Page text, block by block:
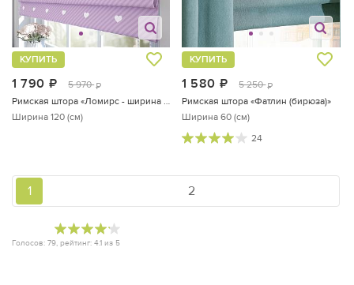
1 790 руб.
5 970 руб.
КУПИТЬ
Римская штора «Ломирс - ширина 120 см.»
Ширина 120 (см)
1 580 руб.
5 250 руб.
КУПИТЬ
Римская штора «Фатлин (бирюза)»
Ширина 60 (см)
24
Голосов: 79, рейтинг: 4.1 из 5
1 2